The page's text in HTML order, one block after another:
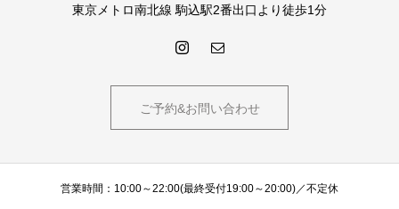
東京メトロ南北線 駒込駅2番出口より徒歩1分
ご予約&お問い合わせ
営業時間：10:00～22:00(最終受付19:00～20:00)／不定休